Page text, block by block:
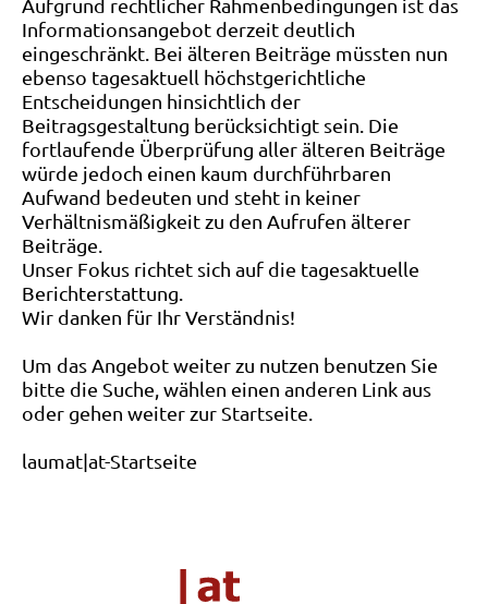
Aufgrund rechtlicher Rahmenbedingungen ist das
Informationsangebot derzeit deutlich
eingeschränkt. Bei älteren Beiträge müssten nun
ebenso tagesaktuell höchstgerichtliche
Entscheidungen hinsichtlich der
Beitragsgestaltung berücksichtigt sein. Die
fortlaufende Überprüfung aller älteren Beiträge
würde jedoch einen kaum durchführbaren
Aufwand bedeuten und steht in keiner
Verhältnismäßigkeit zu den Aufrufen älterer
Beiträge.
Unser Fokus richtet sich auf die tagesaktuelle
Berichterstattung.
Wir danken für Ihr Verständnis!
Um das Angebot weiter zu nutzen benutzen Sie
bitte die Suche, wählen einen anderen Link aus
oder gehen weiter zur Startseite.
laumat|at-Startseite